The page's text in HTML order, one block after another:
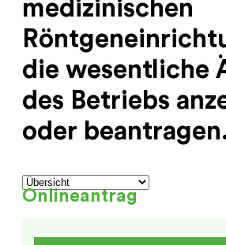
medizinischen
die wesentliche
des Betriebs
oder
Onlineantrag